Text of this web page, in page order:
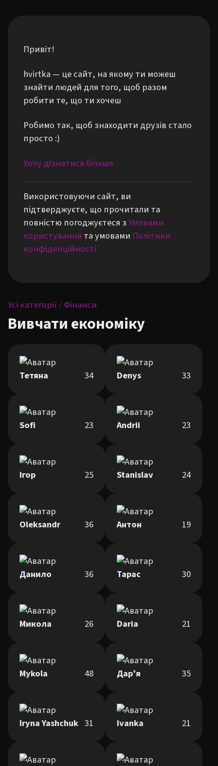
Привіт!
hvirtka — це сайт, на якому ти можеш
знайти людей для того, щоб разом
робити те, що ти хочеш
Робимо так, щоб знаходити друзів стало
просто :)
Хочу дізнатися більше
Використовуючи сайт, ви
підтверджуєте, що прочитали та
повністю погоджуєтеся зУмовами
користування та умовами Політики
конфіденційності
Усі категорії /Фінанси
Вивчати економіку
Тетяна 34 Denys 33
Sofi 23 Andrii 23
Ігор 25 Stanislav 24
Oleksandr 36 Антон 19
Данило 36 Тарас 30
Микола 26 Daria 21
Mykola 48 Дарʼя 35
Iryna Yashchuk 31 Ivanka 21